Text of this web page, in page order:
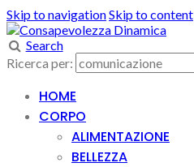
Skip to navigationSkip to content
Search
Ricerca per:
HOME
CORPO
ALIMENTAZIONE
BELLEZZA